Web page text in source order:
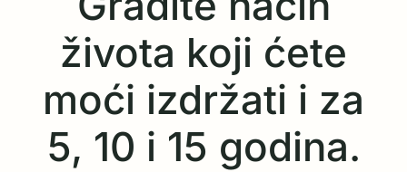
života koji ćete
moći izdržati i za
5, 10 i 15 godina.